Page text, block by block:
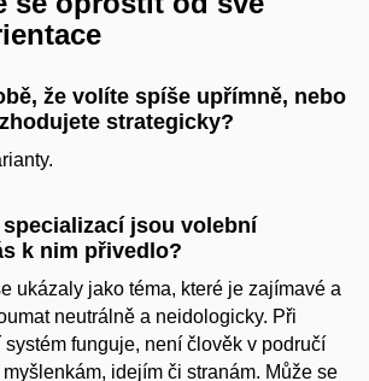
že volíte spíše upřímně, nebo
strategicky?
jsou volební
k nim přivedlo?
ukázaly jako téma, které je zajímavé a
neutrálně a neidologicky. Při
funguje, není člověk v područí
idejím či stranám. Může se